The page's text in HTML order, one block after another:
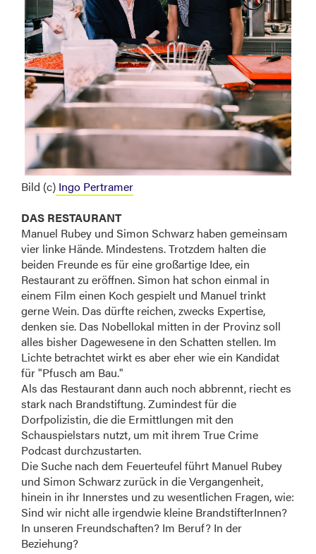
Bild (c) Ingo Pertramer
DAS RESTAURANT
Manuel Rubey und Simon Schwarz haben gemeinsam
vier linke Hände. Mindestens. Trotzdem halten die
beiden Freunde es für eine großartige Idee, ein
Restaurant zu eröffnen. Simon hat schon einmal in
einem Film einen Koch gespielt und Manuel trinkt
gerne Wein. Das dürfte reichen, zwecks Expertise,
denken sie. Das Nobellokal mitten in der Provinz soll
alles bisher Dagewesene in den Schatten stellen. Im
Lichte betrachtet wirkt es aber eher wie ein Kandidat
für "Pfusch am Bau."
Als das Restaurant dann auch noch abbrennt, riecht es
stark nach Brandstiftung. Zumindest für die
Dorfpolizistin, die die Ermittlungen mit den
Schauspielstars nutzt, um mit ihrem True Crime
Podcast durchzustarten.
Die Suche nach dem Feuerteufel führt Manuel Rubey
und Simon Schwarz zurück in die Vergangenheit,
hinein in ihr Innerstes und zu wesentlichen Fragen, wie:
Sind wir nicht alle irgendwie kleine BrandstifterInnen?
In unseren Freundschaften? Im Beruf? In der
Beziehung?